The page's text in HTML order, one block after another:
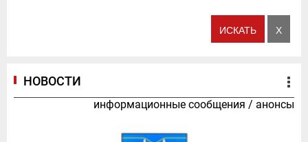
НОВОСТИ
информационные сообщения / анонсы